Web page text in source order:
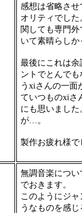
感想は省略さ
オリティでし
関しても専門
いて素晴らし
最後にこれは
ントでとんで
うxiさんの一面
ていつものxiさ
にも思いまし
が…。
製作お疲れ様で
無調音楽につ
でおきます。
このようにジ
うなものを感